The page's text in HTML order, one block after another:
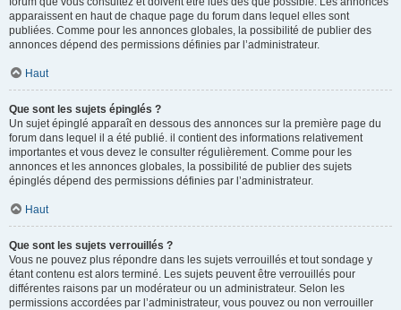
apparaissent en haut de chaque page du forum dans lequel elles sont
publiées. Comme pour les annonces globales, la possibilité de publier des
annonces dépend des permissions définies par l’administrateur.
Haut
Que sont les sujets épinglés ?
Un sujet épinglé apparaît en dessous des annonces sur la première page du
forum dans lequel il a été publié. il contient des informations relativement
importantes et vous devez le consulter régulièrement. Comme pour les
annonces et les annonces globales, la possibilité de publier des sujets
épinglés dépend des permissions définies par l’administrateur.
Haut
Que sont les sujets verrouillés ?
Vous ne pouvez plus répondre dans les sujets verrouillés et tout sondage y
étant contenu est alors terminé. Les sujets peuvent être verrouillés pour
différentes raisons par un modérateur ou un administrateur. Selon les
permissions accordées par l’administrateur, vous pouvez ou non verrouiller